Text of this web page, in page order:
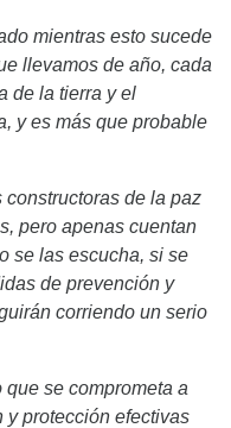
mientras esto sucede
llevamos de año, cada
de la tierra y el
y es más que probable
de la paz
pero apenas cuentan
se las escucha, si se
de prevención y
án corriendo un serio
se comprometa a
y protección efectivas